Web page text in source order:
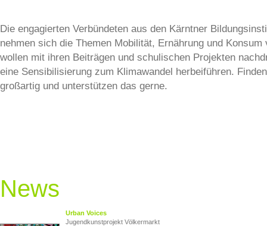
Die engagierten Verbündeten aus den Kärntner
nehmen sich die Themen Mobilität, Ernährung und Konsum
wollen mit ihren Beiträgen und schulischen Projekten
eine Sensibilisierung zum Klimawandel herbeiführen.
großartig und unterstützen das gerne.
News
Urban Voices
Jugendkunstprojekt Völkermarkt